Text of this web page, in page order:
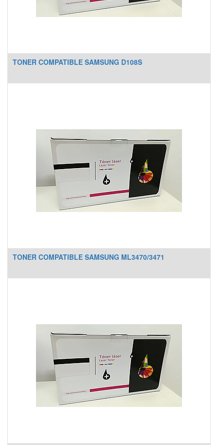
TONER COMPATIBLE SAMSUNG D108S
TONER COMPATIBLE SAMSUNG ML3470/3471